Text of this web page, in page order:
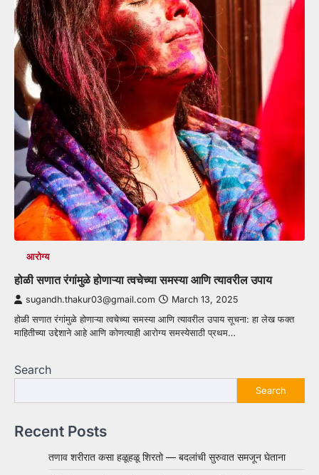
आरोग्य
होळी सणात रंगांमुळे होणाऱ्या त्वचेच्या समस्या आणि त्यावरील उपाय
sugandh.thakur03@gmail.com March 13, 2025
होळी सणात रंगांमुळे होणाऱ्या त्वचेच्या समस्या आणि त्यावरील उपाय सूचना: हा लेख फक्त
माहितीच्या उद्देशाने आहे आणि कोणत्याही आरोग्य समस्येसाठी प्रथम…
Search
Search
Recent Posts
तणाव शरीरात कसा हळूहळू शिरतो — बदलांची सुरुवात समजून घेताना